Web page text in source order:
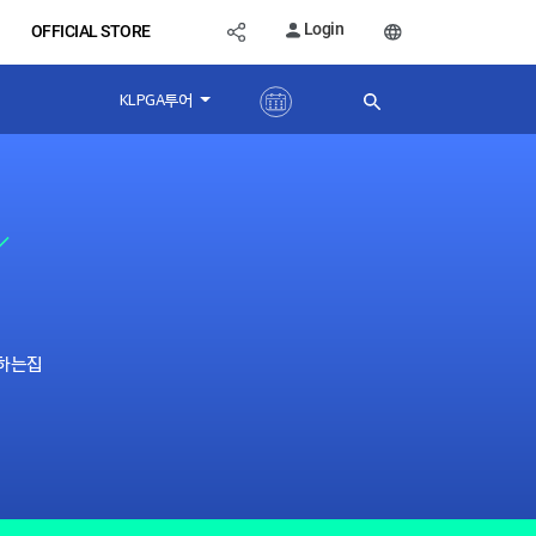
OFFICIAL STORE Login
KLPGA투어
는집